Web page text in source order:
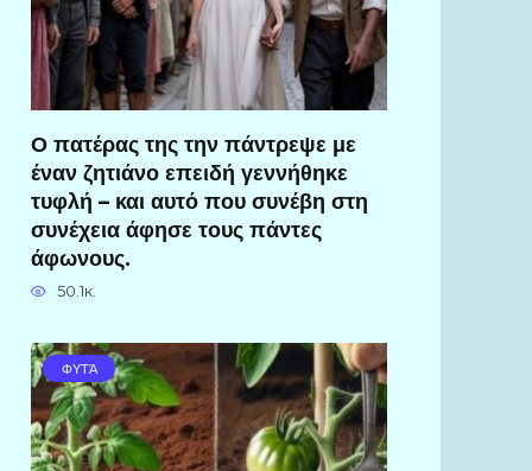
Ο πατέρας της την πάντρεψε με
έναν ζητιάνο επειδή γεννήθηκε
τυφλή – και αυτό που συνέβη στη
συνέχεια άφησε τους πάντες
άφωνους.
50.1к.
ΦΥΤΆ